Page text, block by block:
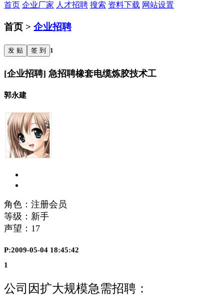
首页 企业厂家 人才招聘 搜索 资料下载 网站设置
首页 > 企业招聘
发 贴 签 到 1
[企业招聘] 急招聘橡套电缆炼胶技术工
郭永建
角色：注册会员
等级：新手
声望： 17
P:2009-05-04 18:45:42
1
公司因扩大规模急需招聘：